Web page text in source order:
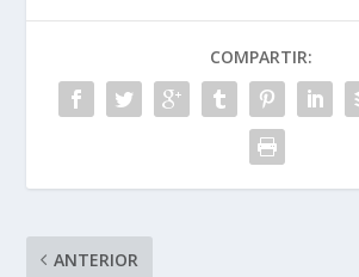
COMPARTIR:
ANTERIOR